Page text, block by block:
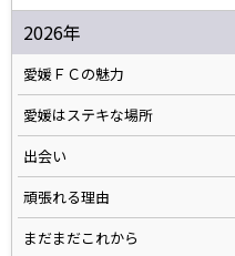
2026年
愛媛ＦＣの魅力
愛媛はステキな場所
出会い
頑張れる理由
まだまだこれから